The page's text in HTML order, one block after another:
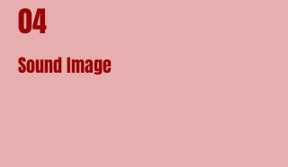
04
Sound Image